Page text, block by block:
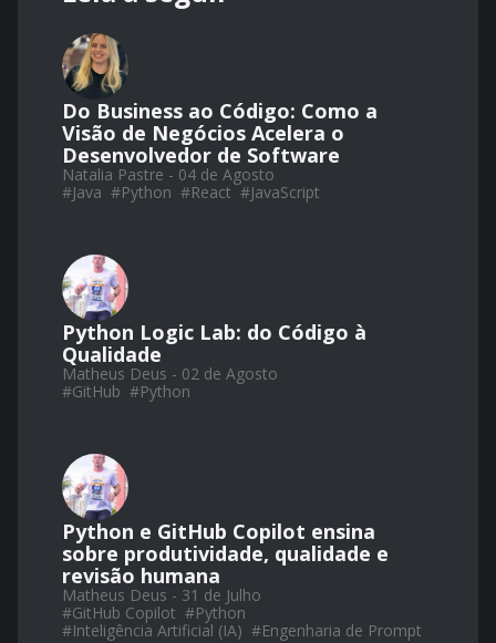
Do Business ao Código: Como a
Visão de Negócios Acelera o
Desenvolvedor de Software
Natalia Pastre - 04 de Agosto
#Java #Python #React #JavaScript
Python Logic Lab: do Código à
Qualidade
Matheus Deus - 02 de Agosto
#GitHub #Python
Python e GitHub Copilot ensina
sobre produtividade, qualidade e
revisão humana
Matheus Deus - 31 de Julho
#GitHub Copilot #Python
#Inteligência Artificial (IA) #Engenharia de Prompt